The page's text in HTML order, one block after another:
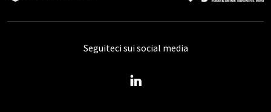
Seguiteci sui social media